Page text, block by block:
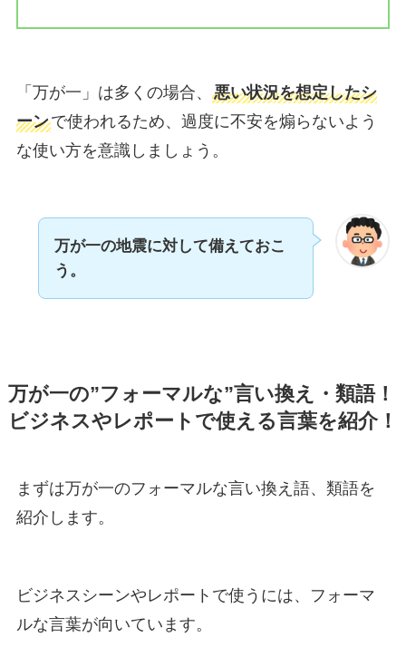
「万が一」は多くの場合、 悪い状況を想定したシ
ーンで使われるため、過度に不安を煽らないよう
な使い方を意識しましょう。
万が一の地震に対して備えておこ
う。
万が一の”フォーマルな”言い換え・類語！
ビジネスやレポートで使える言葉を紹介！
まずは万が一のフォーマルな言い換え語、類語を
紹介します。
ビジネスシーンやレポートで使うには、フォーマ
ルな言葉が向いています。